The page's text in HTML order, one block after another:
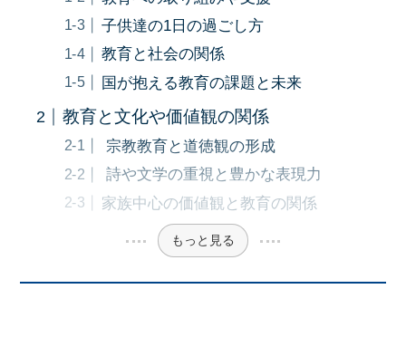
子供達の1日の過ごし方
教育と社会の関係
国が抱える教育の課題と未来
教育と文化や価値観の関係
宗教教育と道徳観の形成
詩や文学の重視と豊かな表現力
家族中心の価値観と教育の関係
もっと見る